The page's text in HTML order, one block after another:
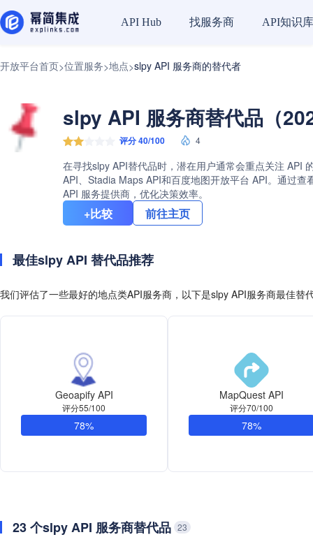
API Hub 找服务商 API知识库
开放平台首页>位置服务>地点>slpy API 服务商的替代者
slpy API 服务商替代品（
评分 40/100 4
在寻找slpy API替代品时，潜在用户通常会重点关注 API
API、Stadia Maps API和百度地图开放平台 API。通过
API 服务提供商，优化决策效率。
+比较 前往主页
最佳slpy API 替代品推荐
我们评估了一些最好的地点类API服务商，以下是slpy API服务商最佳替
Geoapify API
评分55/100
78%
MapQuest API
评分70/100
78%
23 个slpy API 服务商替代品 23